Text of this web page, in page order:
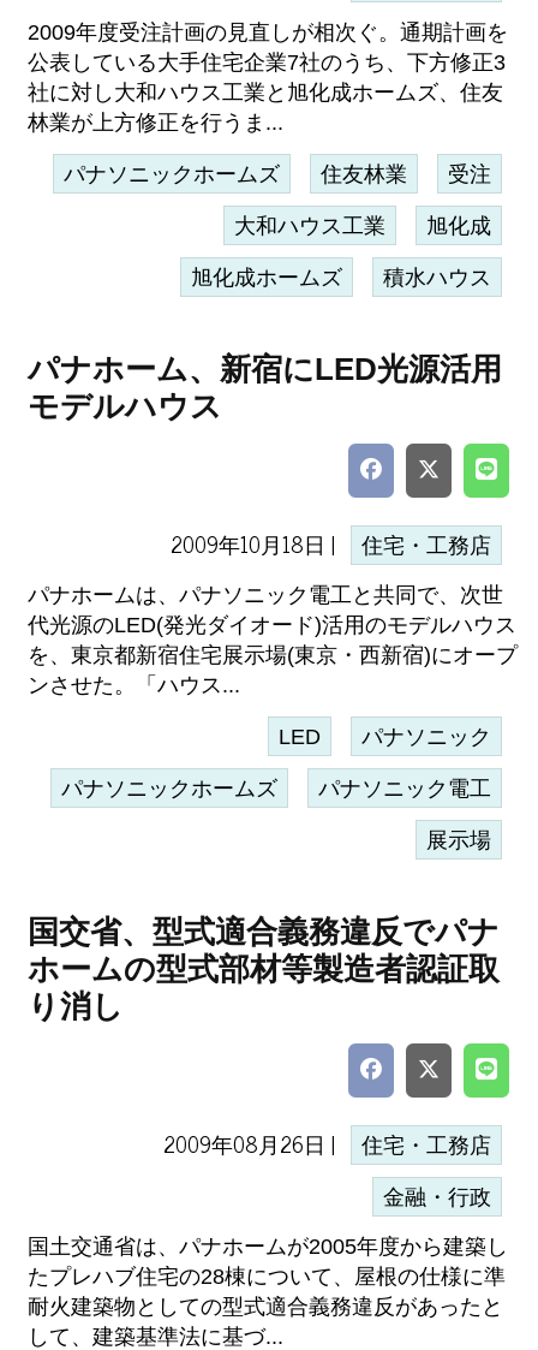
2009年度受注計画の見直しが相次ぐ。通期計画を
公表している大手住宅企業7社のうち、下方修正3
社に対し大和ハウス工業と旭化成ホームズ、住友
林業が上方修正を行うま...
パナソニックホームズ 住友林業 受注
大和ハウス工業 旭化成
旭化成ホームズ 積水ハウス
パナホーム、新宿にLED光源活用
モデルハウス
2009年10月18日 | 住宅・工務店
パナホームは、パナソニック電工と共同で、次世
代光源のLED(発光ダイオード)活用のモデルハウス
を、東京都新宿住宅展示場(東京・西新宿)にオープ
ンさせた。「ハウス...
LED パナソニック
パナソニックホームズ パナソニック電工
展示場
国交省、型式適合義務違反でパナ
ホームの型式部材等製造者認証取
り消し
2009年08月26日 | 住宅・工務店
金融・行政
国土交通省は、パナホームが2005年度から建築し
たプレハブ住宅の28棟について、屋根の仕様に準
耐火建築物としての型式適合義務違反があったと
して、建築基準法に基づ...